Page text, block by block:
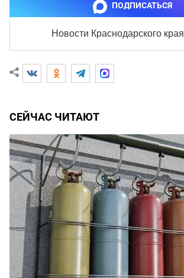
ПОДПИСАТЬСЯ
Новости Краснодарского края
СЕЙЧАС ЧИТАЮТ